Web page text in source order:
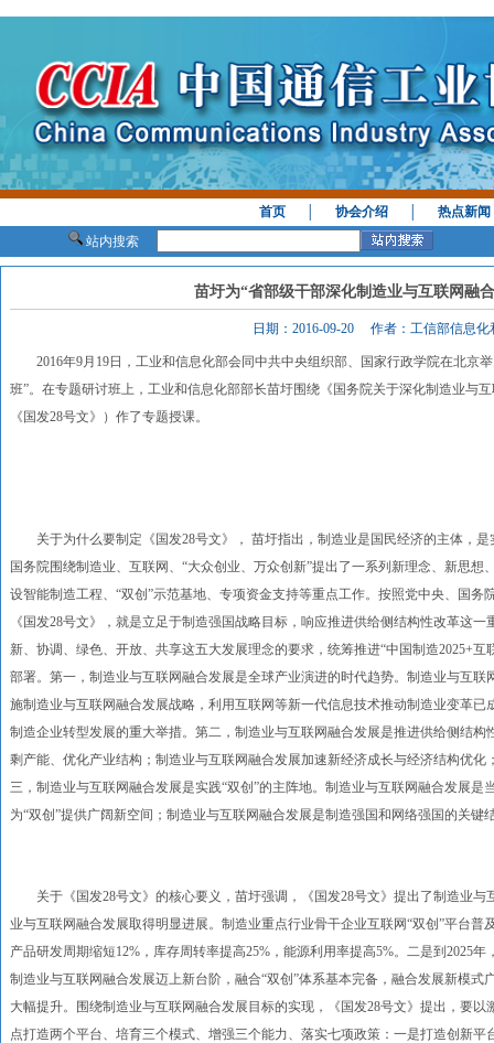
首页 │协会介绍 │热点新闻
站内搜索
苗圩为“省部级干部深化制造业与互联网融
日期：2016-09-20 作者：工信部信息化
2016年9月19日，工业和信息化部会同中共中央组织部、国家行政学院在北京
班”。在专题研讨班上，工业和信息化部部长苗圩围绕《国务院关于深化制造业与
《国发28号文》）作了专题授课。
关于为什么要制定《国发28号文》， 苗圩指出，制造业是国民经济的主体，是
国务院围绕制造业、互联网、“大众创业、万众创新”提出了一系列新理念、新思
设智能制造工程、“双创”示范基地、专项资金支持等重点工作。按照党中央、国
《国发28号文》，就是立足于制造强国战略目标，响应推进供给侧结构性改革这
新、协调、绿色、开放、共享这五大发展理念的要求，统筹推进“中国制造2025+
部署。第一，制造业与互联网融合发展是全球产业演进的时代趋势。制造业与互
施制造业与互联网融合发展战略，利用互联网等新一代信息技术推动制造业变革
制造企业转型发展的重大举措。第二，制造业与互联网融合发展是推进供给侧结
剩产能、优化产业结构；制造业与互联网融合发展加速新经济成长与经济结构优
三，制造业与互联网融合发展是实践“双创”的主阵地。制造业与互联网融合发展是
为“双创”提供广阔新空间；制造业与互联网融合发展是制造强国和网络强国的关键
关于《国发28号文》的核心要义，苗圩强调，《国发28号文》提出了制造业与
业与互联网融合发展取得明显进展。制造业重点行业骨干企业互联网“双创”平台普
产品研发周期缩短12%，库存周转率提高25%，能源利用率提高5%。二是到2025
制造业与互联网融合发展迈上新台阶，融合“双创”体系基本完备，融合发展新模
大幅提升。围绕制造业与互联网融合发展目标的实现，《国发28号文》提出，要
点打造两个平台、培育三个模式、增强三个能力、落实七项政策：一是打造创新